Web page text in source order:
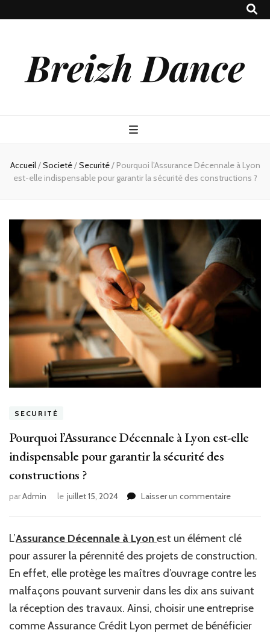
Breizh Dance
Accueil/Societé/Securité/ Pourquoi l’Assurance Décennale à Lyon
est-elle indispensable pour garantir la sécurité des constructions ?
SECURITÉ
Pourquoi l’Assurance Décennale à Lyon est-elle
indispensable pour garantir la sécurité des
constructions ?
parAdmin le juillet 15, 2024 Laisser un commentairesur
Décennale
Lyon
est-
elle
pour
garantir
L’Assurance Décennale à Lyon est un élément clé
pour assurer la pérennité des projets de construction.
En effet, elle protège les maîtres d’ouvrage contre les
malfaçons pouvant survenir dans les dix ans suivant
la réception des travaux. Ainsi, choisir une entreprise
comme Assurance Crédit Lyon permet de bénéficier